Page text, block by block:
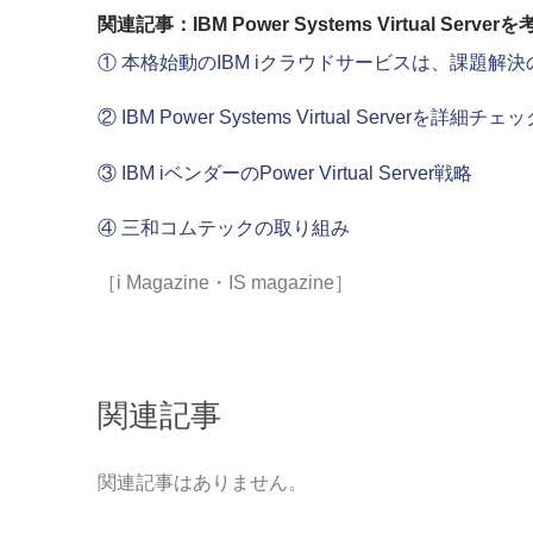
関連記事：IBM Power Systems Virtual Serverを
① 本格始動のIBM iクラウドサービスは、課題解決
② IBM Power Systems Virtual Serverを詳細チェッ
③ IBM iベンダーのPower Virtual Server戦略
④ 三和コムテックの取り組み
［i Magazine・IS magazine］
関連記事
関連記事はありません。